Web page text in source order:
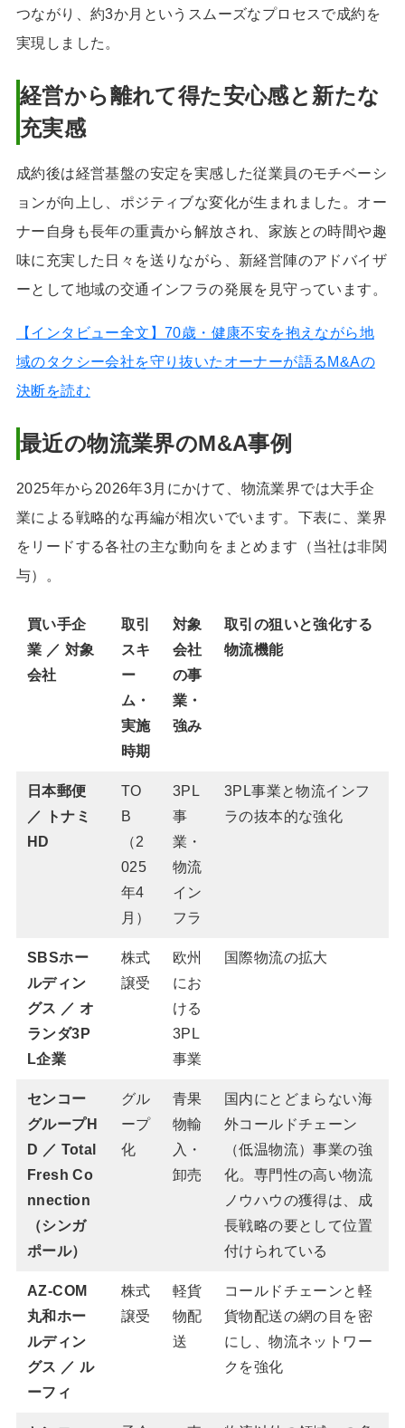
つながり、約3か月というスムーズなプロセスで成約を
実現しました。
経営から離れて得た安心感と新たな
充実感
成約後は経営基盤の安定を実感した従業員のモチベーシ
ョンが向上し、ポジティブな変化が生まれました。オー
ナー自身も長年の重責から解放され、家族との時間や趣
味に充実した日々を送りながら、新経営陣のアドバイザ
ーとして地域の交通インフラの発展を見守っています。
【インタビュー全文】70歳・健康不安を抱えながら地
域のタクシー会社を守り抜いたオーナーが語るM&Aの
決断を読む
最近の物流業界のM&A事例
2025年から2026年3月にかけて、物流業界では大手企
業による戦略的な再編が相次いでいます。下表に、業界
をリードする各社の主な動向をまとめます（当社は非関
与）。
買い手企
業 ／ 対象
会社
取引
スキ
ー
ム・
実施
時期
対象
会社
の事
業・
強み
取引の狙いと強化する
物流機能
日本郵便
／ トナミ
HD
TO
B
（2
025
年4
月）
3PL
事
業・
物流
イン
フラ
3PL事業と物流インフ
ラの抜本的な強化
SBSホー
ルディン
グス ／ オ
ランダ3P
L企業
株式
譲受
欧州
にお
ける
3PL
事業
国際物流の拡大
センコー
グループH
D ／ Total
Fresh Co
nnection
（シンガ
ポール）
グル
ープ
化
青果
物輸
入・
卸売
国内にとどまらない海
外コールドチェーン
（低温物流）事業の強
化。専門性の高い物流
ノウハウの獲得は、成
長戦略の要として位置
付けられている
AZ-COM
丸和ホー
ルディン
グス ／ ル
ーフィ
株式
譲受
軽貨
物配
送
コールドチェーンと軽
貨物配送の網の目を密
にし、物流ネットワー
クを強化